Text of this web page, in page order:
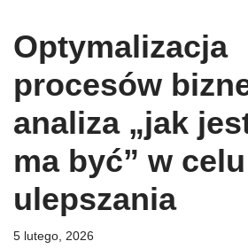
Optymalizacja
procesów
analiza „jak
ma być” w
ulepszania
5 lutego, 2026